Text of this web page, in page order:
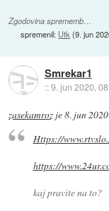
Zgodovina sprememb…
spremenil: Utk(9. jun
Smrekar1
::9. jun 2020,
zasekamroz je8. jun
Https://
https://
kaj pravite na to?